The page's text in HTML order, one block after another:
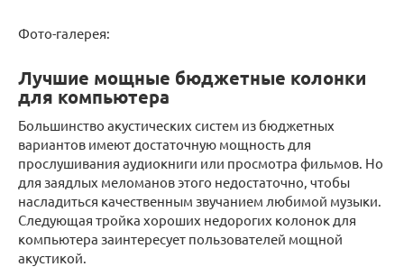
Фото-галерея:
Лучшие мощные бюджетные колонки
для компьютера
Большинство акустических систем из бюджетных
вариантов имеют достаточную мощность для
прослушивания аудиокниги или просмотра фильмов. Но
для заядлых меломанов этого недостаточно, чтобы
насладиться качественным звучанием любимой музыки.
Следующая тройка хороших недорогих колонок для
компьютера заинтересует пользователей мощной
акустикой.